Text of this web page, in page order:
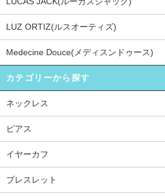
LUZ ORTIZ(ルスオーティズ)
Medecine Douce(メディスンドゥース)
カテゴリーから探す
ネックレス
ピアス
イヤーカフ
ブレスレット